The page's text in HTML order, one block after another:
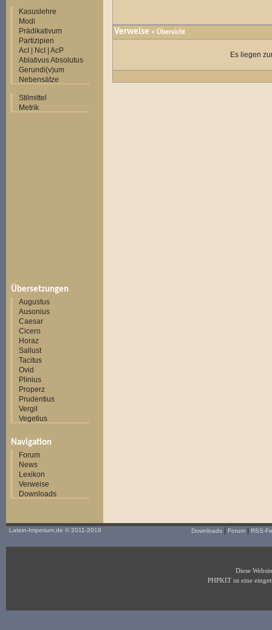
Kasuslehre
Modi
Prädikativum
Partizipien
AcI | NcI | AcP
Ablativus Absolutus
Gerundi(v)um
Nebensätze
Stilmittel
Metrik
Übersetzungen
Augustus
Ausonius
Caesar
Cicero
Horaz
Sallust
Tacitus
Ovid
Plinius
Properz
Prudentius
Vergil
Vegetius
Navigation
Forum
News
Lexikon
Verweise
Downloads
Verweise » Übersicht
Es liegen
Latein-Imperium.de © 2011-2019 Downloads Forum RSS-
Diese
PHPKIT ist eine